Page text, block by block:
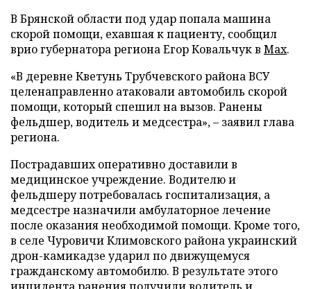
В Брянской области под удар попала машина
скорой помощи, ехавшая к пациенту, сообщил
врио губернатора региона Егор Ковальчук в Max.
«В деревне Кветунь Трубчевского района ВСУ
целенаправленно атаковали автомобиль скорой
помощи, который спешил на вызов. Ранены
фельдшер, водитель и медсестра», – заявил глава
региона.
Пострадавших оперативно доставили в
медицинское учреждение. Водителю и
фельдшеру потребовалась госпитализация, а
медсестре назначили амбулаторное лечение
после оказания необходимой помощи. Кроме того,
в селе Чуровичи Климовского района украинский
дрон-камикадзе ударил по движущемуся
гражданскому автомобилю. В результате этого